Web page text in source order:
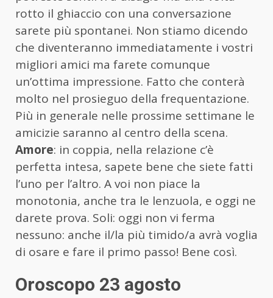
rotto il ghiaccio con una conversazione
sarete più spontanei. Non stiamo dicendo
che diventeranno immediatamente i vostri
migliori amici ma farete comunque
un’ottima impressione. Fatto che conterà
molto nel prosieguo della frequentazione.
Più in generale nelle prossime settimane le
amicizie saranno al centro della scena.
Amore: in coppia, nella relazione c’è
perfetta intesa, sapete bene che siete fatti
l’uno per l’altro. A voi non piace la
monotonia, anche tra le lenzuola, e oggi ne
darete prova. Soli: oggi non vi ferma
nessuno: anche il/la più timido/a avrà voglia
di osare e fare il primo passo! Bene così.
Oroscopo 23 agosto